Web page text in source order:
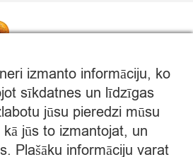
izmanto informāciju, ko
sīkdatnes un līdzīgas
jūsu pieredzi mūsu
jūs to izmantojat, un
Plašāku informāciju varat